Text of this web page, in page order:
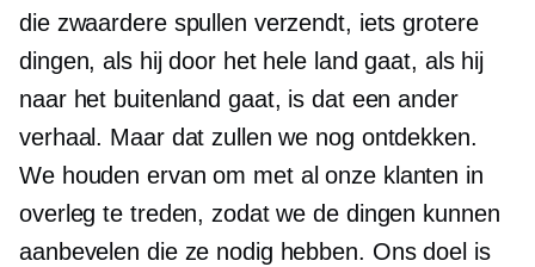
die zwaardere spullen verzendt, iets grotere
dingen, als hij door het hele land gaat, als hij
naar het buitenland gaat, is dat een ander
verhaal. Maar dat zullen we nog ontdekken.
We houden ervan om met al onze klanten in
overleg te treden, zodat we de dingen kunnen
aanbevelen die ze nodig hebben. Ons doel is